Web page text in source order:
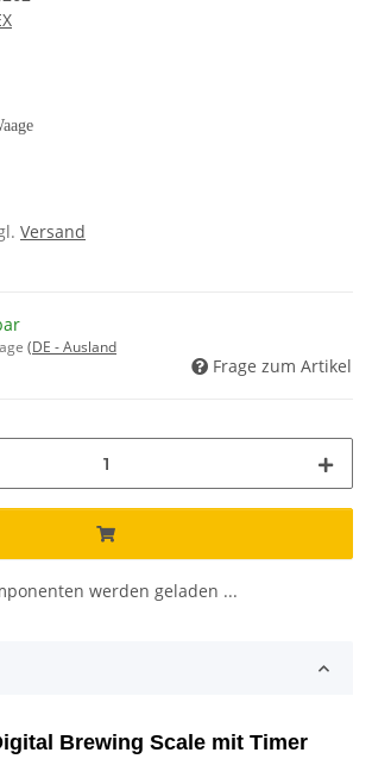
Versand
(DE - Ausland
Frage zum Artikel
werden geladen ...
Brewing Scale mit Timer